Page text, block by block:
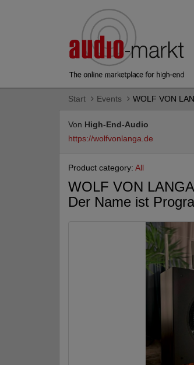
Start Events WOLF VON
Von High-End-Audio
https://wolfvonlanga.de
Product category: All
WOLF VON
Der Name ist